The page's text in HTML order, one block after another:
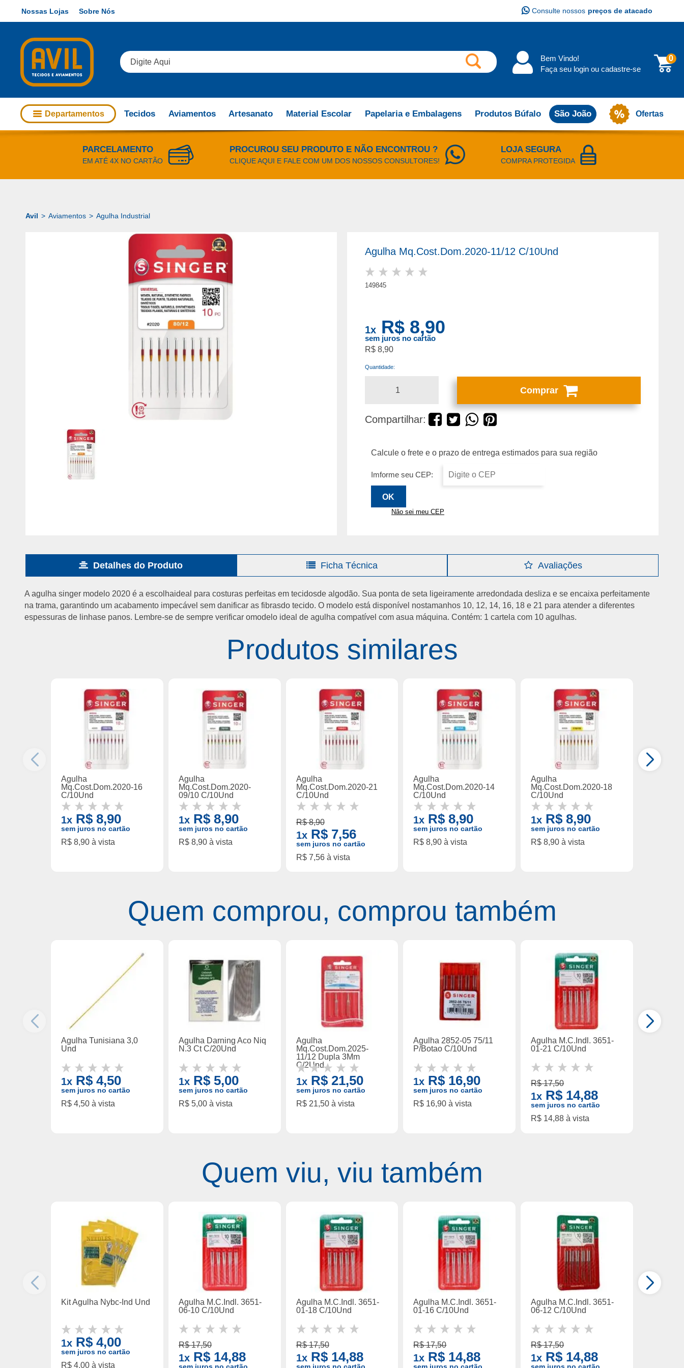
Nossas Lojas Sobre Nós Consulte nossos preços de atacado
Bem Vindo!
Faça seu login ou cadastre-se
0
Departamentos Tecidos Aviamentos Artesanato Material Escolar Papelaria e Embalagens Produtos Búfalo São João Ofertas
PARCELAMENTO
EM ATÉ 4X NO CARTÃO
PROCUROU SEU PRODUTO E NÃO ENCONTROU ?
CLIQUE AQUI E FALE COM UM DOS NOSSOS CONSULTORES!
LOJA SEGURA
COMPRA PROTEGIDA
Aviamentos Agulha Industrial
Agulha Mq.Cost.Dom.2020-11/12 C/10Und
149845
R$ 8,90
1x R$ 8,90
sem juros no cartão
Quantidade:
Comprar
Compartilhar:
Imforme seu CEP:
Não sei meu CEP
Detalhes do Produto Ficha Técnica Avaliações
A agulha singer modelo 2020 é a escolhaideal para costuras perfeitas em tecidosde algodão. Sua ponta de seta ligeiramente arredondada desliza e se encaixa perfeitamente
na trama, garantindo um acabamento impecável sem danificar as fibrasdo tecido. O modelo está disponível nostamanhos 10, 12, 14, 16, 18 e 21 para atender a diferentes
espessuras de linhase panos. Lembre-se de sempre verificar omodelo ideal de agulha compatível com asua máquina. Contém: 1 cartela com 10 agulhas.
Produtos similares
Agulha
Mq.Cost.Dom.2020-16
C/10Und
1x R$ 8,90
sem juros no cartão
R$ 8,90 à vista
Agulha
Mq.Cost.Dom.2020-
09/10 C/10Und
1xR$ 8,90
sem juros no cartão
R$ 8,90 à vista
Agulha
Mq.Cost.Dom.2020-21
C/10Und
R$ 8,90
1xR$ 7,56
sem juros no cartão
R$ 7,56 à vista
Agulha
Mq.Cost.Dom.2020-14
C/10Und
1x R$ 8,90
sem juros no cartão
R$ 8,90 à vista
Agulha
Mq.Cost.Dom.2020-18
C/10Und
1x R$ 8,90
sem juros no cartão
R$ 8,90 à vista
Quem comprou, comprou também
Agulha Tunisiana 3,0
Und
1x R$ 4,50
sem juros no cartão
R$ 4,50 à vista
Agulha Darning Aco Niq
N.3 Ct C/20Und
1xR$ 5,00
sem juros no cartão
R$ 5,00 à vista
Agulha
Mq.Cost.Dom.2025-
11/12 Dupla 3Mm
C/2Und
1xR$ 21,50
sem juros no cartão
R$ 21,50 à vista
Agulha 2852-05 75/11
P/Botao C/10Und
1x R$ 16,90
sem juros no cartão
R$ 16,90 à vista
Agulha M.C.Indl. 3651-
01-21 C/10Und
R$ 17,50
1x R$ 14,88
sem juros no cartão
R$ 14,88 à vista
Quem viu, viu também
Kit Agulha Nybc-Ind Und
1x R$ 4,00
sem juros no cartão
R$ 4,00 à vista
Agulha M.C.Indl. 3651-
06-10 C/10Und
R$ 17,50
1xR$ 14,88
sem juros no cartão
Agulha M.C.Indl. 3651-
01-18 C/10Und
R$ 17,50
1xR$ 14,88
sem juros no cartão
Agulha M.C.Indl. 3651-
01-16 C/10Und
R$ 17,50
1x R$ 14,88
sem juros no cartão
Agulha M.C.Indl. 3651-
06-12 C/10Und
R$ 17,50
1x R$ 14,88
sem juros no cartão